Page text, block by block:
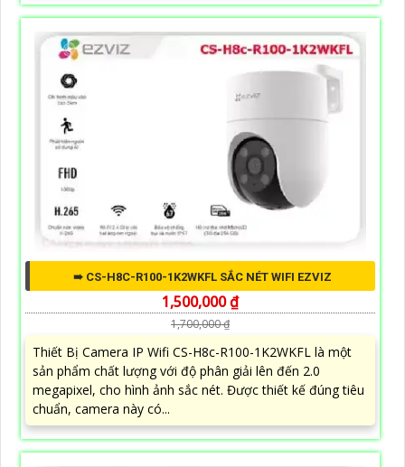
➠ CS-H8C-R100-1K2WKFL SẮC NÉT WIFI EZVIZ
1,500,000 ₫
1,700,000 ₫
Thiết Bị Camera IP Wifi CS-H8c-R100-1K2WKFL là một
sản phẩm chất lượng với độ phân giải lên đến 2.0
megapixel, cho hình ảnh sắc nét. Được thiết kế đúng tiêu
chuẩn, camera này có...